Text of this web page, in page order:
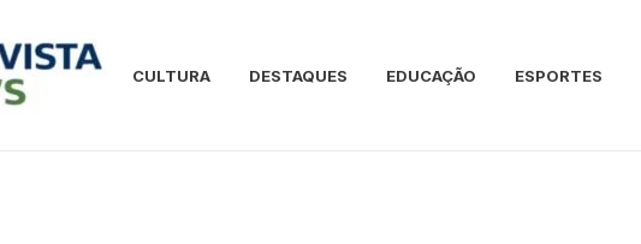
CULTURA DESTAQUES EDUCAÇÃO ESPORTES